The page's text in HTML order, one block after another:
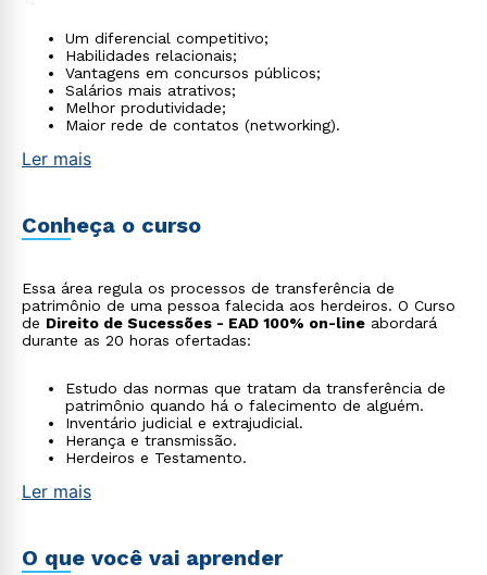
Um diferencial competitivo;
Habilidades relacionais;
Vantagens em concursos públicos;
Salários mais atrativos;
Melhor produtividade;
Maior rede de contatos (networking).
Ler mais
Conheça o curso
Essa área regula os processos de transferência de
patrimônio de uma pessoa falecida aos herdeiros. O Curso
de Direito de Sucessões - EAD 100% on-line abordará
durante as 20 horas ofertadas:
Estudo das normas que tratam da transferência de
patrimônio quando há o falecimento de alguém.
Inventário judicial e extrajudicial.
Herança e transmissão.
Herdeiros e Testamento.
Ler mais
O que você vai aprender